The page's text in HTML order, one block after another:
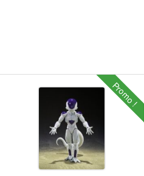
Promo !